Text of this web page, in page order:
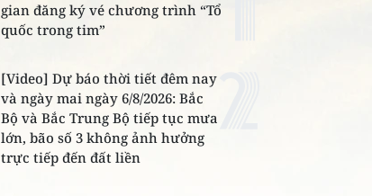
gian đăng ký vé chương trình “Tổ
quốc trong tim”
[Video] Dự báo thời tiết đêm nay
và ngày mai ngày 6/8/2026: Bắc
Bộ và Bắc Trung Bộ tiếp tục mưa
lớn, bão số 3 không ảnh hưởng
trực tiếp đến đất liền